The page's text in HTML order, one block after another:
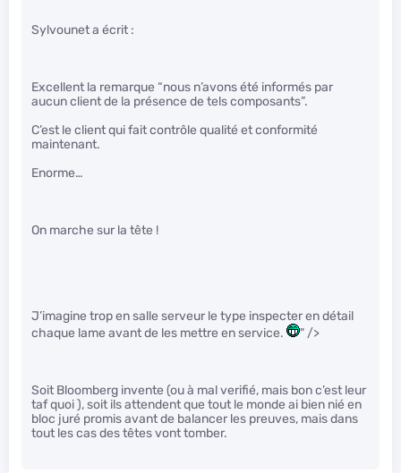
Sylvounet a écrit :
Excellent la remarque “nous n’avons été informés par
aucun client de la présence de tels composants”.
C’est le client qui fait contrôle qualité et conformité
maintenant.
Enorme…
On marche sur la tête !
J’imagine trop en salle serveur le type inspecter en détail
chaque lame avant de les mettre en service.
" />
Soit Bloomberg invente (ou à mal verifié, mais bon c’est leur
taf quoi ), soit ils attendent que tout le monde ai bien nié en
bloc juré promis avant de balancer les preuves, mais dans
tout les cas des têtes vont tomber.